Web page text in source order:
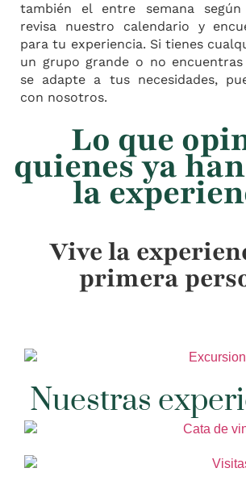
también el entre semana según
revisa nuestro calendario y
para tu experiencia. Si tienes
un grupo grande o no
se adapte a tus necesidades,
con nosotros.
Lo que
quienes ya
la
Vive la
primera
Nuestras